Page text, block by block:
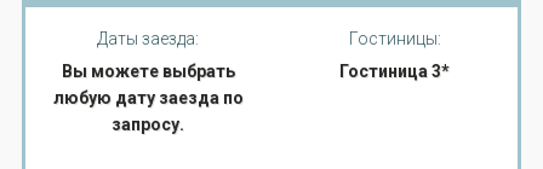
Даты заезда:
Вы можете выбрать
любую дату заезда по
запросу.
Гостиницы:
Гостиница 3*